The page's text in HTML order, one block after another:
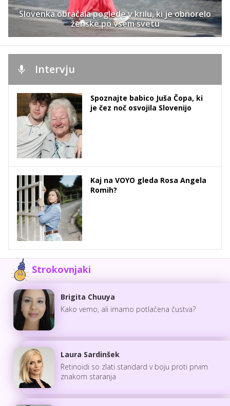
Slovenka obračala poglede v krilu, ki je obnorelo
ženske po vsem svetu
Intervju
Spoznajte babico Juša Čopa, ki
je čez noč osvojila Slovenijo
Kaj na VOYO gleda Rosa Angela
Romih?
Strokovnjaki
Brigita Chuuya
Kako vemo, ali imamo potlačena čustva?
Laura Sardinšek
Retinoidi so zlati standard v boju proti prvim
znakom staranja